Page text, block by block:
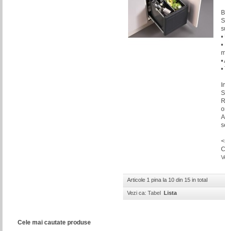
Articole 1 pina la 10 din 15 in total
Vezi ca: Tabel Lista
Cele mai cautate produse